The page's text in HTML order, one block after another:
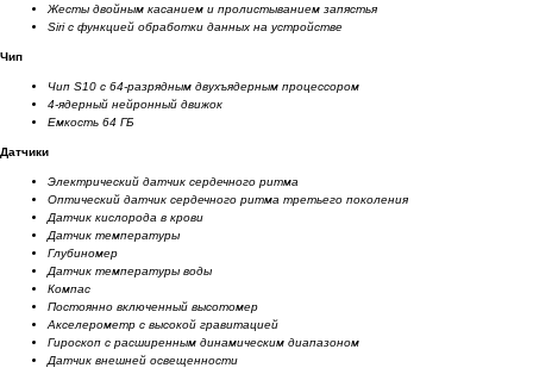
Жесты двойным касанием и пролистыванием запястья
Siri с функцией обработки данных на устройстве
Чип
Чип S10 с 64-разрядным двухъядерным процессором
4-ядерный нейронный движок
Емкость 64 ГБ
Датчики
Электрический датчик сердечного ритма
Оптический датчик сердечного ритма третьего поколения
Датчик кислорода в крови
Датчик температуры
Глубиномер
Датчик температуры воды
Компас
Постоянно включенный высотомер
Акселерометр с высокой гравитацией
Гироскоп с расширенным динамическим диапазоном
Датчик внешней освещенности